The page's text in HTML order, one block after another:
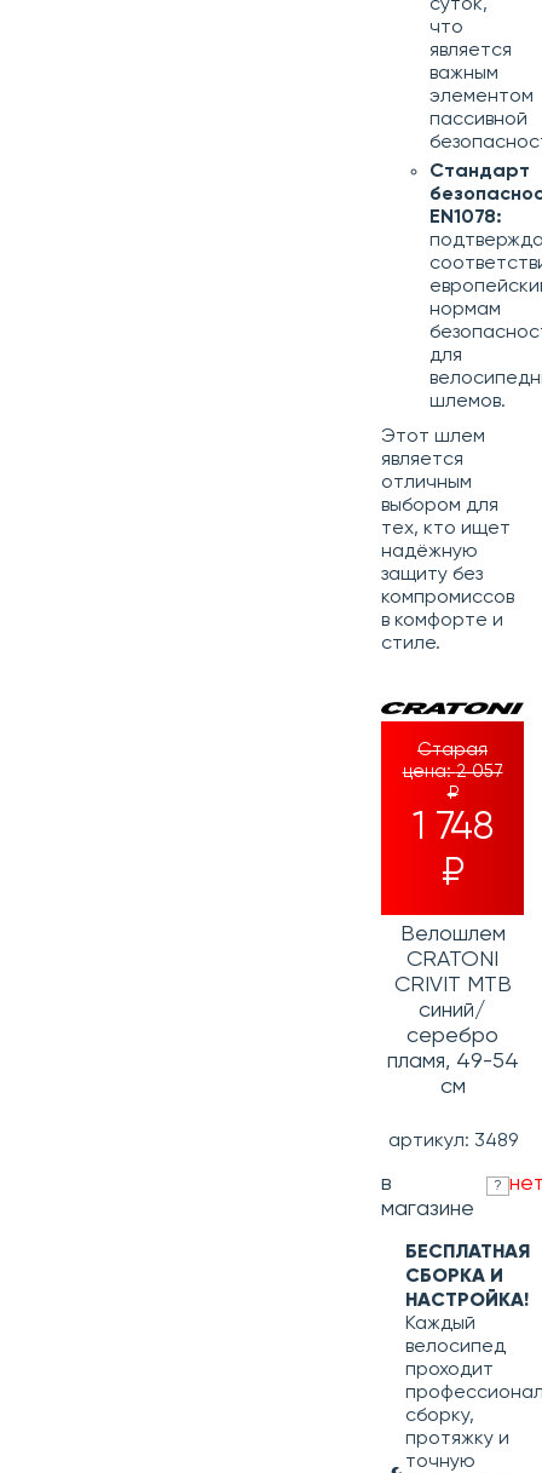
суток,
что
является
важным
элементом
пассивной
Стандарт
EN1078:
нормам
для
шлемов.
Этот шлем
является
отличным
выбором для
тех, кто ищет
надёжную
защиту без
компромиссов
в комфорте и
стиле.
Старая
цена:2 057
₽
1 748
₽
Велошлем
CRATONI
CRIVIT MTB
синий/
серебро
пламя, 49-54
см
артикул: 3489
в
магазине
?
БЕСПЛАТНАЯ
СБОРКА И
НАСТРОЙКА!
Каждый
велосипед
проходит
сборку,
протяжку и
точную